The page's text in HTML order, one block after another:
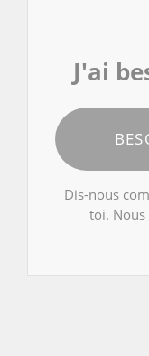
J'ai
Dis-nous
toi.